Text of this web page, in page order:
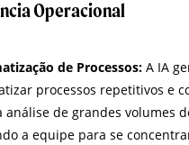
Operacional
de Processos: A IA
processos repetitivos e
análise de grandes volumes
a equipe para se